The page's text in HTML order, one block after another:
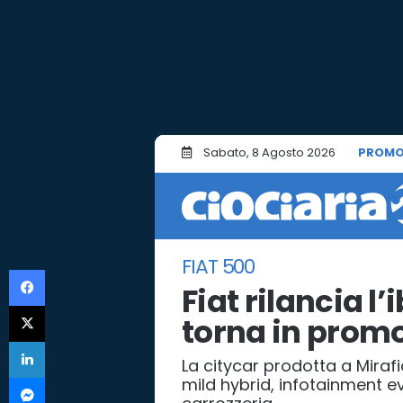
Sabato, 8 Agosto 2026
FIAT 500
Fiat rilancia
torna in
La citycar prodotta a
mild hybrid, infotainment